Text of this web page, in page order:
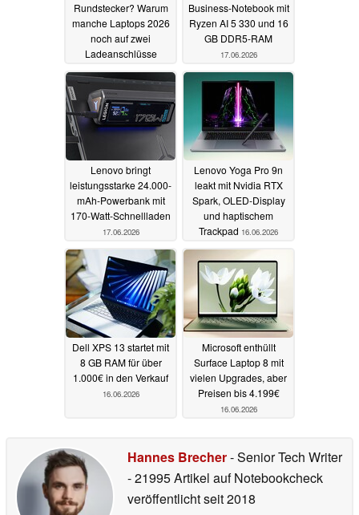
Rundstecker? Warum
manche Laptops 2026
noch auf zwei
Ladeanschlüsse
18.06.2026
Business-Notebook mit
Ryzen AI 5 330 und 16
GB DDR5-RAM
17.06.2026
Lenovo bringt
leistungsstarke 24.000-
mAh-Powerbank mit
170-Watt-Schnellladen
17.06.2026
Lenovo Yoga Pro 9n
leakt mit Nvidia RTX
Spark, OLED-Display
und haptischem
Trackpad 16.06.2026
Dell XPS 13 startet mit
8 GB RAM für über
1.000€ in den Verkauf
16.06.2026
Microsoft enthüllt
Surface Laptop 8 mit
vielen Upgrades, aber
Preisen bis 4.199€
16.06.2026
Hannes Brecher- Senior Tech Writer
- 21995 Artikel auf Notebookcheck
veröffentlichtseit 2018